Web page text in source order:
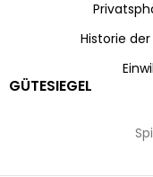
Historie
GÜTESIEGEL